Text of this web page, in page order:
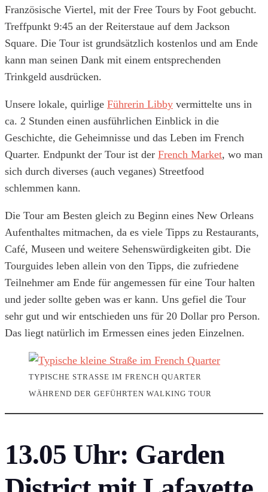
Französische Viertel, mit der Free Tours by Foot gebucht.
Treffpunkt 9:45 an der Reiterstaue auf dem Jackson
Square. Die Tour ist grundsätzlich kostenlos und am Ende
kann man seinen Dank mit einem entsprechenden
Trinkgeld ausdrücken.
Unsere lokale, quirlige Führerin Libby vermittelte uns in
ca. 2 Stunden einen ausführlichen Einblick in die
Geschichte, die Geheimnisse und das Leben im French
Quarter. Endpunkt der Tour ist der French Market, wo man
sich durch diverses (auch veganes) Streetfood
schlemmen kann.
Die Tour am Besten gleich zu Beginn eines New Orleans
Aufenthaltes mitmachen, da es viele Tipps zu Restaurants,
Café, Museen und weitere Sehenswürdigkeiten gibt. Die
Tourguides leben allein von den Tipps, die zufriedene
Teilnehmer am Ende für angemessen für eine Tour halten
und jeder sollte geben was er kann. Uns gefiel die Tour
sehr gut und wir entschieden uns für 20 Dollar pro Person.
Das liegt natürlich im Ermessen eines jeden Einzelnen.
TYPISCHE STRASSE IM FRENCH QUARTER W
ÄHREND DER GEFÜHRTEN WALKING TOUR
13.05 Uhr: Garden